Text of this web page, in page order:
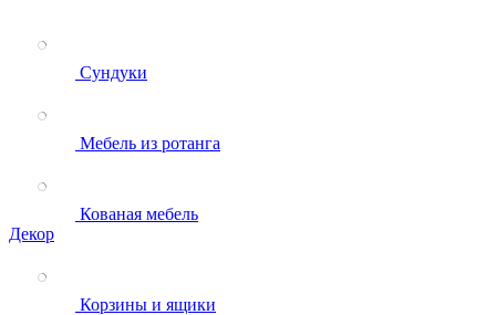
Сундуки
Мебель из ротанга
Кованая мебель
Декор
Корзины и ящики